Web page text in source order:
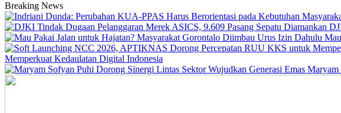
Breaking News
Memperkuat Kedaulatan Digital Indonesia
Maryam